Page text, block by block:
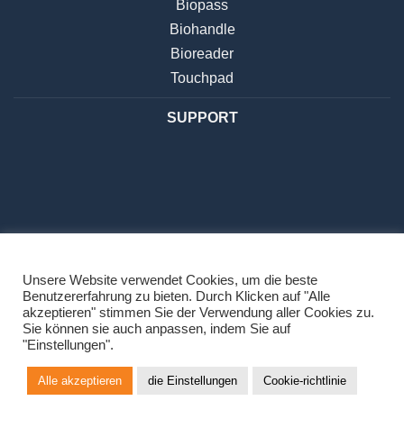
Biopass
Biohandle
Bioreader
Touchpad
SUPPORT
DATENSCHUTZBESTIMMUNGEN
Unsere Website verwendet Cookies, um die beste
Benutzererfahrung zu bieten. Durch Klicken auf "Alle
akzeptieren" stimmen Sie der Verwendung aller Cookies zu.
Sie können sie auch anpassen, indem Sie auf
"Einstellungen".
Alle akzeptieren die Einstellungen Cookie-richtlinie